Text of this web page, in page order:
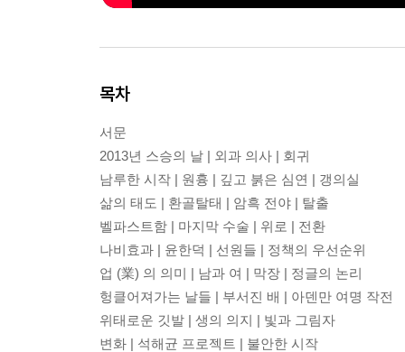
목차
서문
2013년 스승의 날 | 외과 의사 | 회귀
남루한 시작 | 원흉 | 깊고 붉은 심연 | 갱의실
삶의 태도 | 환골탈태 | 암흑 전야 | 탈출
벨파스트함 | 마지막 수술 | 위로 | 전환
나비효과 | 윤한덕 | 선원들 | 정책의 우선순위
업 (業) 의 의미 | 남과 여 | 막장 | 정글의 논리
헝클어져가는 날들 | 부서진 배 | 아덴만 여명 작전
위태로운 깃발 | 생의 의지 | 빛과 그림자
변화 | 석해균 프로젝트 | 불안한 시작